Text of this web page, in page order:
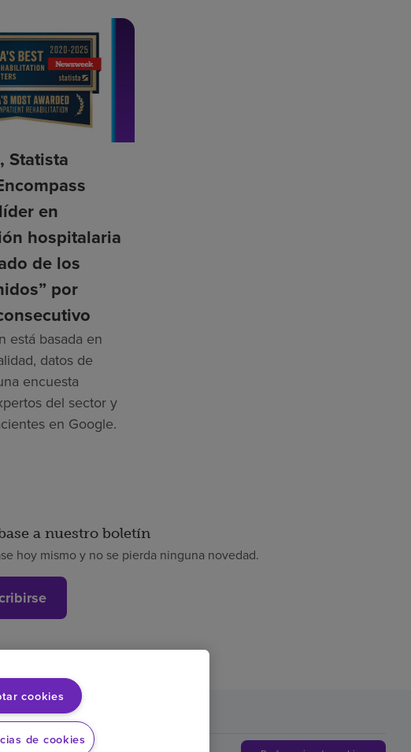
Statista
en
hospitalaria
de los
por
está basada en
datos de
encuesta
del sector y
en Google.
a nuestro boletín
hoy mismo y no se pierda ninguna novedad.
Transparencia de precios
cookies
de cookies